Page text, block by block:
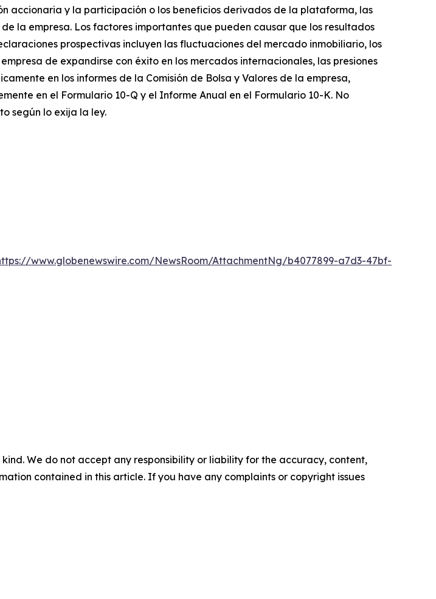
accionaria y la participación o los beneficios derivados de la plataforma, las
la empresa. Los factores importantes que pueden causar que los resultados
prospectivas incluyen las fluctuaciones del mercado inmobiliario, los
de expandirse con éxito en los mercados internacionales, las presiones
en los informes de la Comisión de Bolsa y Valores de la empresa,
en el Formulario 10-Q y el Informe Anual en el Formulario 10-K. No
según lo exija la ley.
www.globenewswire.com/NewsRoom/AttachmentNg/b4077899-a7d3-47bf-
We do not accept any responsibility or liability for the accuracy, content,
contained in this article. If you have any complaints or copyright issues